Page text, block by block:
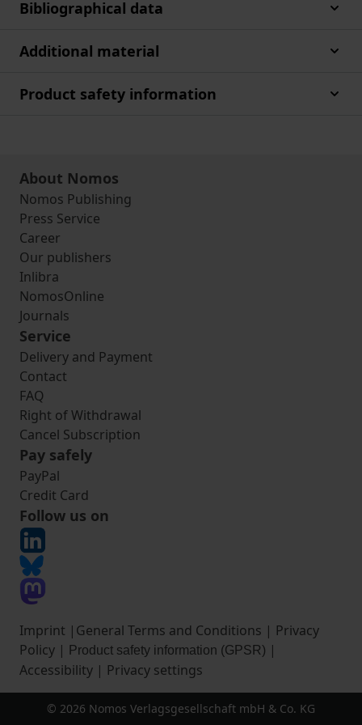
Bibliographical data
Additional material
Product safety information
About Nomos
Nomos Publishing
Press Service
Career
Our publishers
Inlibra
NomosOnline
Journals
Service
Delivery and Payment
Contact
FAQ
Right of Withdrawal
Cancel Subscription
Pay safely
PayPal
Credit Card
Follow us on
Imprint | General Terms and Conditions | Privacy
Policy | Product safety information (GPSR) |
Accessibility | Privacy settings
© 2026 Nomos Verlagsgesellschaft mbH & Co. KG